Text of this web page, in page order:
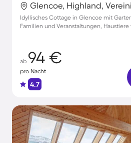
Glencoe, Highland,
Idyllisches Cottage in Glencoe mit
Familien und Veranstaltungen,
ab 94 €
pro Nacht
4.7